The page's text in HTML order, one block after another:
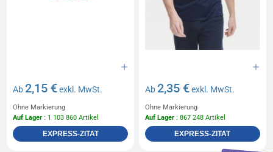
Ab2,15 €exkl. MwSt.
Ohne Markierung
Auf Lager : 1 103 860 Artikel
EXPRESS-ZITAT
Ab2,35 €exkl. MwSt.
Ohne Markierung
Auf Lager : 867 248 Artikel
EXPRESS-ZITAT